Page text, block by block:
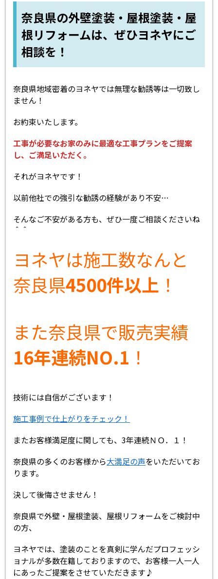
奈良県の外壁塗装・屋根塗装・屋
根リフォームは、ぜひヨネヤにご
相談を！
奈良県地域密着のヨネヤでは無理な勧誘等は一切致し
ません！
お約束いたします。
工事が必要なお家のみに最適な工事プランをご提案
し、ご満足いただく。
それがヨネヤです！
以前他社での強引な勧誘の経験があり不安…
そんなご不安がある方も、ぜひ一度ご相談くださいね
＾＾
ヨネヤは施工数なんと
奈良県4500件以上 ！
また奈良県で販売実績
16年連続NO.1 ！
技術には自信がございます！
施工事例で仕上がりをチェック！
またお客様満足度に関しても、3年連続ＮＯ．１！
奈良県の多くのお客様から大満足の声をいただいてお
ります。
決して後悔させません！
奈良県で外壁・屋根塗装、屋根リフォームをご検討中
の方、
ヨネヤでは、塗装のことを真剣に学んだプロフェッシ
ョナルが多数在籍しておりますので、お客様一人一人
にあったご提案をさせていただきます♪